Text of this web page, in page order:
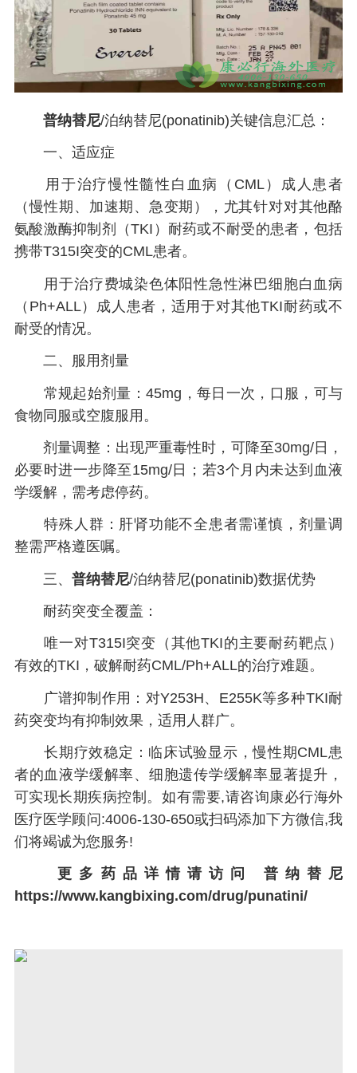
普纳替尼/泊纳替尼(ponatinib)关键信息汇总：
一、适应症
用于治疗慢性髓性白血病（CML）成人患者
（慢性期、加速期、急变期），尤其针对对其他酪
氨酸激酶抑制剂（TKI）耐药或不耐受的患者，包括
携带T315I突变的CML患者。
用于治疗费城染色体阳性急性淋巴细胞白血病
（Ph+ALL）成人患者，适用于对其他TKI耐药或不
耐受的情况。
二、服用剂量
常规起始剂量：45mg，每日一次，口服，可与
食物同服或空腹服用。
剂量调整：出现严重毒性时，可降至30mg/日，
必要时进一步降至15mg/日；若3个月内未达到血液
学缓解，需考虑停药。
特殊人群：肝肾功能不全患者需谨慎，剂量调
整需严格遵医嘱。
三、 普纳替尼/泊纳替尼(ponatinib)数据优势
耐药突变全覆盖：
唯一对T315I突变（其他TKI的主要耐药靶点）
有效的TKI，破解耐药CML/Ph+ALL的治疗难题。
广谱抑制作用：对Y253H、E255K等多种TKI耐
药突变均有抑制效果，适用人群广。
长期疗效稳定：临床试验显示，慢性期CML患
者的血液学缓解率、细胞遗传学缓解率显著提升，
可实现长期疾病控制。如有需要,请咨询康必行海外
医疗医学顾问:4006-130-650或扫码添加下方微信,我
们将竭诚为您服务!
更多药品详情请访问 普纳替尼
https://www.kangbixing.com/drug/punatini/